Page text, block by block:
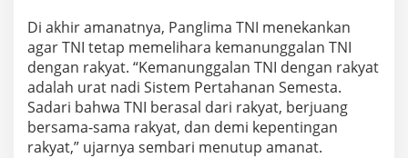
a
R
a
k
y
a
t
Di akhir amanatnya, Panglima TNI menekankan
agar TNI tetap memelihara kemanunggalan TNI
dengan rakyat. “Kemanunggalan TNI dengan rakyat
adalah urat nadi Sistem Pertahanan Semesta.
Sadari bahwa TNI berasal dari rakyat, berjuang
bersama-sama rakyat, dan demi kepentingan
rakyat,” ujarnya sembari menutup amanat.